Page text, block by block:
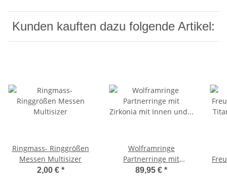
Kunden kauften dazu folgende Artikel:
Ringmass- Ringgrößen
Messen Multisizer
2,00 € *
Wolframringe
Partnerringe mit
Zirkonia mit Innen und
89,95 € *